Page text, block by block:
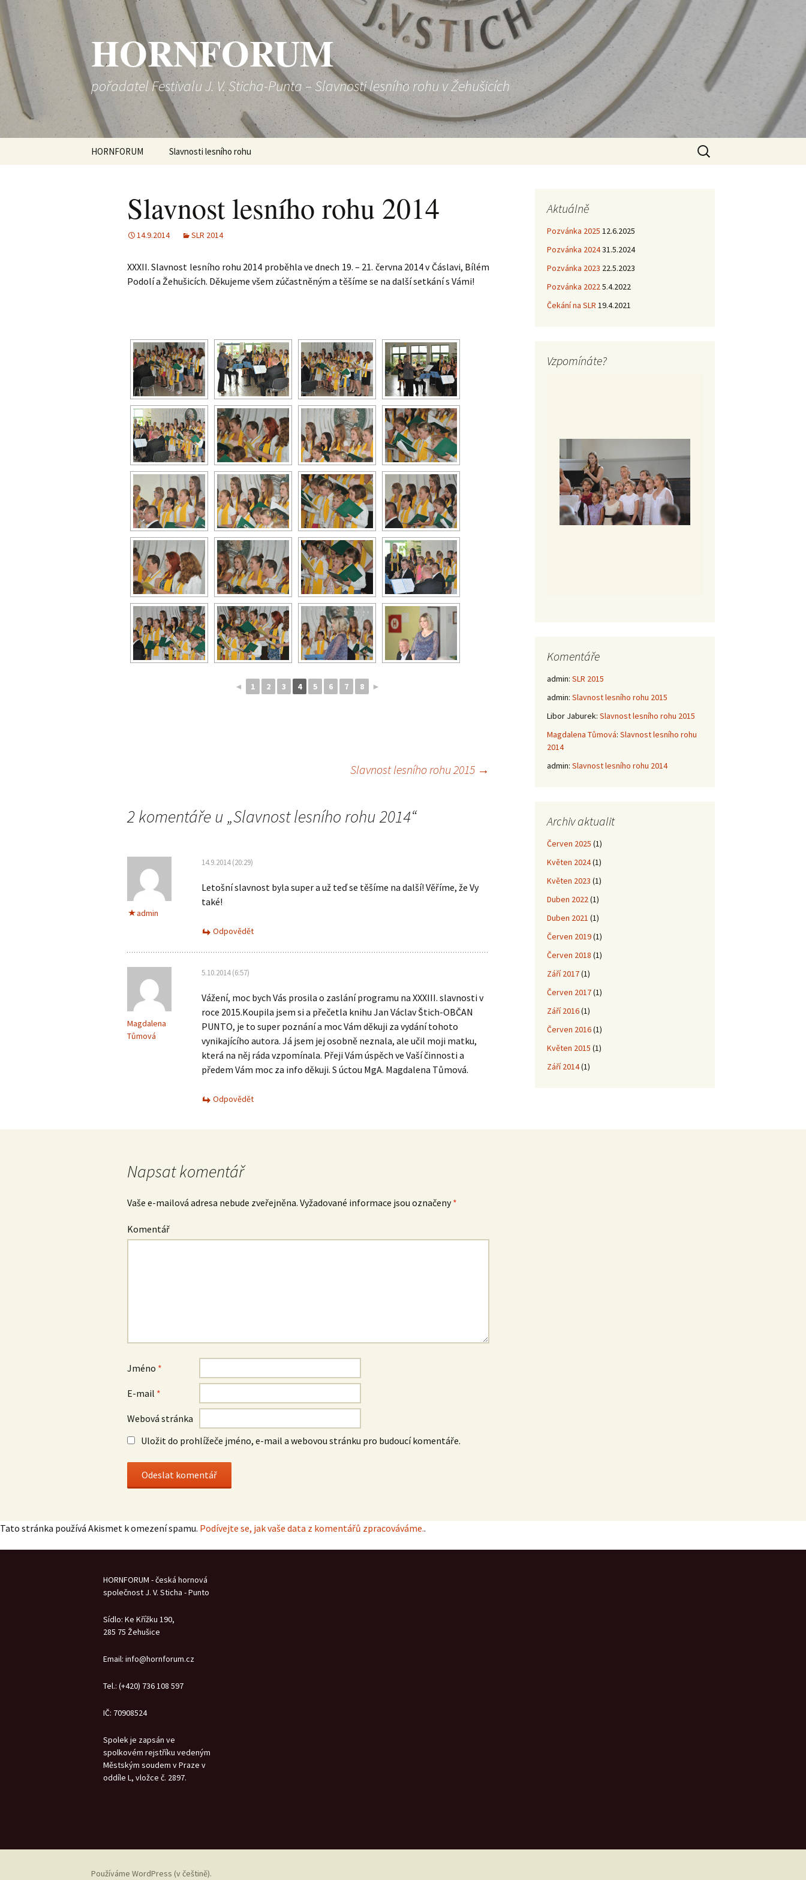
HORNFORUM
pořadatel Festivalu J. V. Sticha-Punta – Slavnosti lesního rohu v Žehušicích
Přejít
HORNFORUM Slavnosti lesního rohu
SLR 2016
SLR 2015
Vyhledávání
Slavnost lesního rohu 2014
14.9.2014 SLR 2014
XXXII. Slavnost lesního rohu 2014 proběhla ve dnech 19. – 21. června 2014 v Čáslavi, Bílém
Podolí a Žehušicích. Děkujeme všem zúčastněným a těšíme se na další setkání s Vámi!
◄ 1 2 3 4 5 6 7 8 ►
Slavnost lesního rohu 2015 →
2 komentáře u „Slavnost lesního rohu 2014“
admin
14.9.2014 (20:29)
Letošní slavnost byla super a už teď se těšíme na další! Věříme, že Vy
také!
Odpovědět
Magdalena
Tůmová
5.10.2014 (6:57)
Vážení, moc bych Vás prosila o zaslání programu na XXXIII. slavnosti v
roce 2015.Koupila jsem si a přečetla knihu Jan Václav Štich-OBČAN
PUNTO, je to super poznání a moc Vám děkuji za vydání tohoto
vynikajícího autora. Já jsem jej osobně neznala, ale učil moji matku,
která na něj ráda vzpomínala. Přeji Vám úspěch ve Vaší činnosti a
předem Vám moc za info děkuji. S úctou MgA. Magdalena Tůmová.
Odpovědět
Napsat komentář
Vaše e-mailová adresa nebude zveřejněna. Vyžadované informace jsou označeny*
Komentář
Jméno *
E-mail *
Webová stránka
Uložit do prohlížeče jméno, e-mail a webovou stránku pro budoucí komentáře.
Tato stránka používá Akismet k omezení spamu. Podívejte se, jak vaše data z komentářů zpracováváme..
Aktuálně
Pozvánka 2025 12.6.2025
Pozvánka 202431.5.2024
Pozvánka 2023 22.5.2023
Pozvánka 20225.4.2022
Čekání na SLR 19.4.2021
Vzpomínáte?
Komentáře
admin: SLR 2015
admin: Slavnost lesního rohu 2015
Libor Jaburek: Slavnost lesního rohu 2015
Magdalena Tůmová: Slavnost lesního rohu
2014
admin: Slavnost lesního rohu 2014
Archiv aktualit
Červen 2025 (1)
Květen 2024(1)
Květen 2023 (1)
Duben 2022(1)
Duben 2021 (1)
Červen 2019(1)
Červen 2018 (1)
Září 2017(1)
Červen 2017(1)
Září 2016(1)
Červen 2016(1)
Květen 2015 (1)
Září 2014(1)
HORNFORUM - česká hornová
společnost J. V. Sticha - Punto
Sídlo: Ke Křížku 190,
285 75 Žehušice
Email: info@hornforum.cz
Tel.: (+420) 736 108 597
IČ: 70908524
Spolek je zapsán ve
spolkovém rejstříku vedeným
Městským soudem v Praze v
oddíle L, vložce č. 2897.
Používáme WordPress (v češtině).